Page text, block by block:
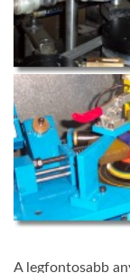
A legfontosabb